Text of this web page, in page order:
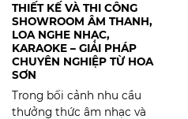
THIẾT KẾ VÀ THI CÔNG
SHOWROOM ÂM THANH,
LOA NGHE NHẠC,
KARAOKE – GIẢI PHÁP
CHUYÊN NGHIỆP TỪ HOA
SƠN
Trong bối cảnh nhu cầu
thưởng thức âm nhạc và